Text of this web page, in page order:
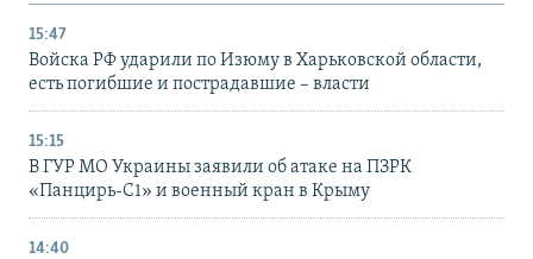
15:47
Войска РФ ударили по Изюму в Харьковской области,
есть погибшие и пострадавшие – власти
15:15
В ГУР МО Украины заявили об атаке на ПЗРК
«Панцирь-С1» и военный кран в Крыму
14:40